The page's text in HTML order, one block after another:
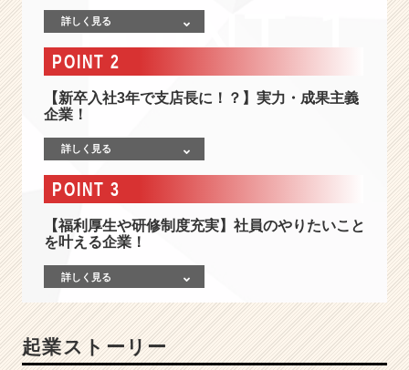
×
ン
チ
快
に
す
る
界
最
詳しく見る
POINT 2
【新卒入社3年で支店長に！？】実力・成果主義
企業！
詳しく見る
POINT 3
【福利厚生や研修制度充実】社員のやりたいこと
を叶える企業！
詳しく見る
起業ストーリー